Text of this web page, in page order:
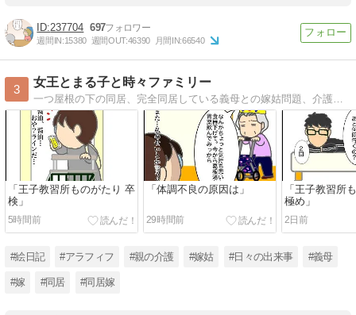
237704 697
週間IN:15380 週間OUT:46390 月間IN:66540
3
女王とまる子と時々ファミリー
一つ屋根の下の同居、完全同居している義母との嫁姑問題、介護に対する嫁の愚痴メインのブログです。
「王子教習所ものがたり 卒
検」
5時間前
「体調不良の原因は」
29時間前
「王子教習所
極め」
2日前
#絵日記 #アラフィフ #親の介護 #嫁姑 #日々の出来事 #義母
#嫁 #同居 #同居嫁